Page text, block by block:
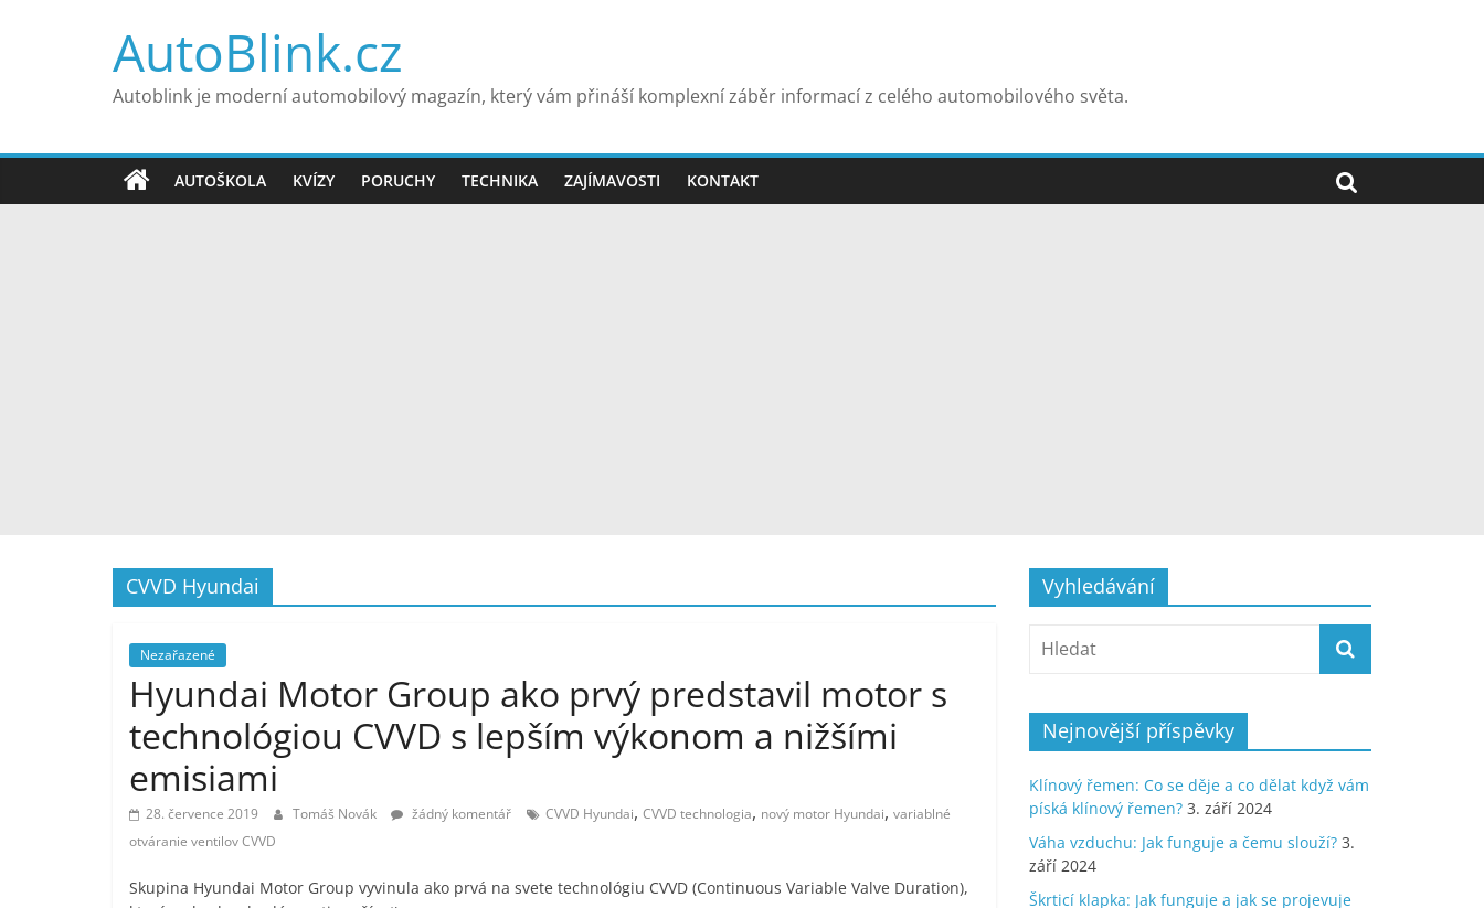
AutoBlink.cz
Autoblink je moderní automobilový magazín, který vám přináší komplexní záběr informací z celého automobilového světa.
AUTOŠKOLA KVÍZY PORUCHY TECHNIKA ZAJÍMAVOSTI KONTAKT
CVVD Hyundai
Nezařazené
Hyundai Motor Group ako prvý predstavil motor s
technológiou CVVD s lepším výkonom a nižšími
emisiami
28. července 2019 Tomáš Novák žádný komentář CVVD Hyundai, CVVD technologia, nový motor Hyundai, variablné
otváranie ventilov CVVD
Skupina Hyundai Motor Group vyvinula ako prvá na svete technológiu CVVD (Continuous Variable Valve Duration),
Vyhledávání
Nejnovější příspěvky
Klínový řemen: Co se děje a co dělat když vám
píská klínový řemen? 3. září 2024
Váha vzduchu: Jak funguje a čemu slouží? 3.
září 2024
Škrticí klapka: Jak funguje a jak se projevuje